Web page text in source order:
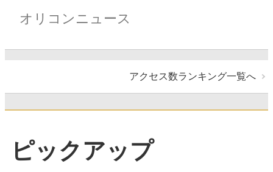
オリコンニュース
アクセス数ランキング一覧へ
ピックアップ